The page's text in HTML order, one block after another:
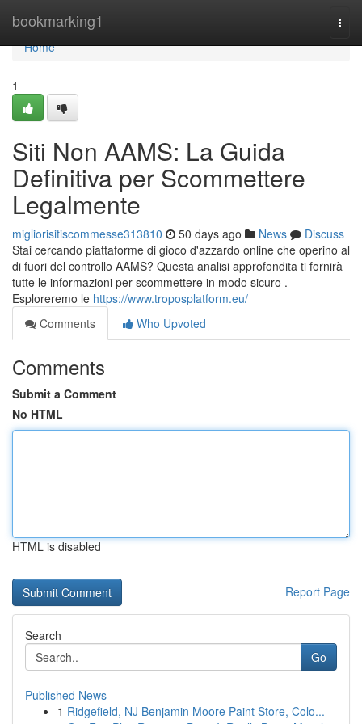
bookmarking1
Home
Home
1
Siti Non AAMS: La Guida
Definitiva per Scommettere
Legalmente
migliorisitiscommesse313810 50 days ago News
Discuss
Stai cercando piattaforme di gioco d'azzardo online che operino al
di fuori del controllo AAMS? Questa analisi approfondita ti fornirà
tutte le informazioni per scommettere in modo sicuro .
Esploreremo le https://www.troposplatform.eu/
Comments
Who Upvoted
Comments
Submit a Comment
No HTML
HTML is disabled
Report Page
Search
Go
Published News
1 Ridgefield, NJ Benjamin Moore Paint Store, Colo...